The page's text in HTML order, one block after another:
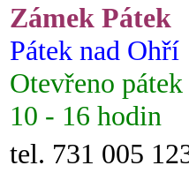
Zámek Pátek
Pátek nad Ohří
Otevřeno
10 - 16 hodin
tel. 731 005